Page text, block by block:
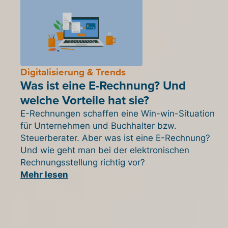
Digitalisierung & Trends
Was ist eine E-Rechnung? Und
welche Vorteile hat sie?
E-Rechnungen schaffen eine Win-win-Situation
für Unternehmen und Buchhalter bzw.
Steuerberater. Aber was ist eine E-Rechnung?
Und wie geht man bei der elektronischen
Rechnungsstellung richtig vor?
Mehr lesen